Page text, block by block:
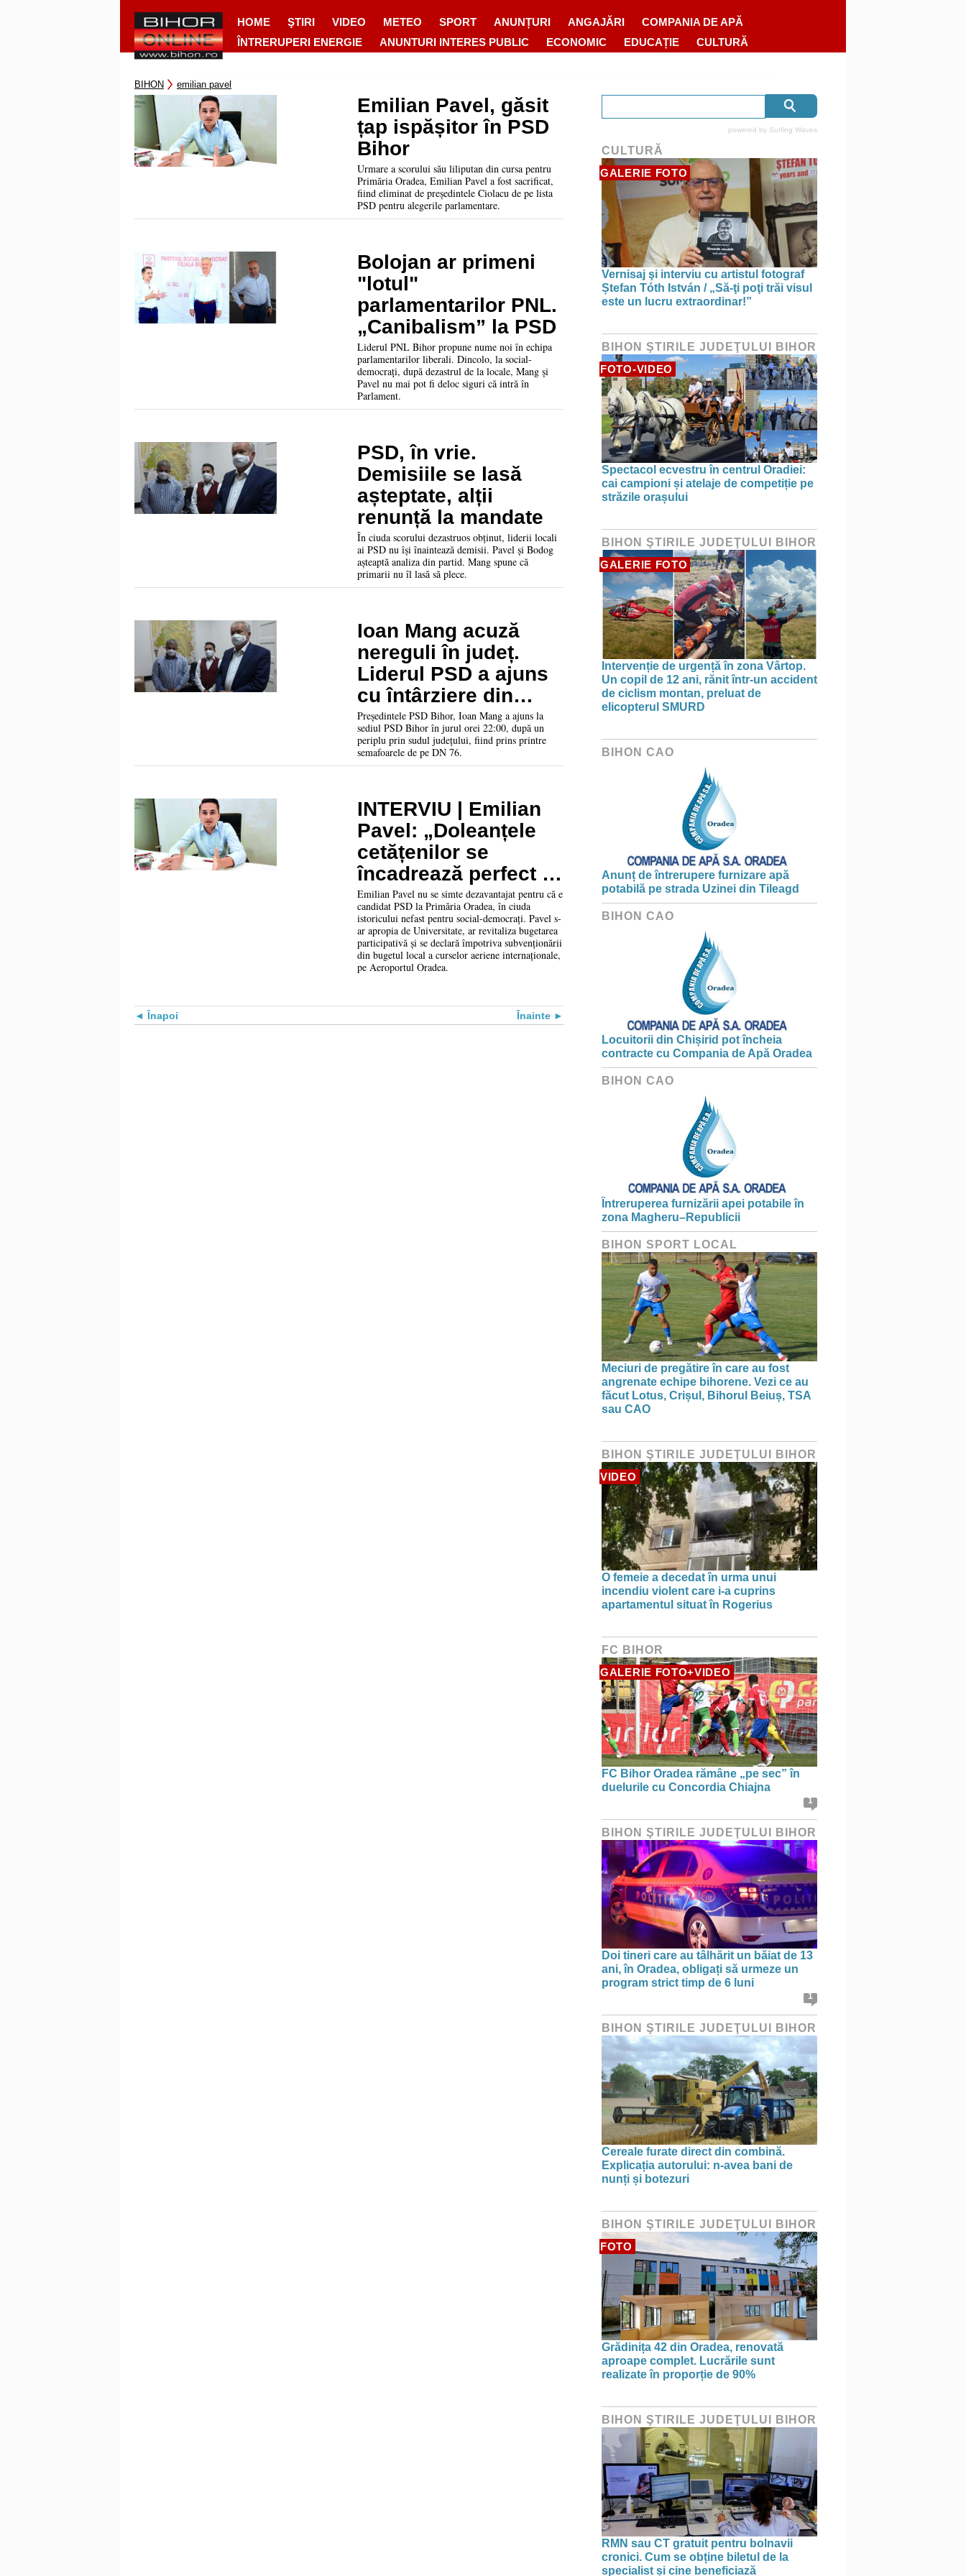
HOME ŞTIRI VIDEO METEO SPORT ANUNȚURI ANGAJĂRI
COMPANIA DE APĂ
ÎNTRERUPERI ENERGIE
ANUNTURI INTERES PUBLIC ECONOMIC EDUCAȚIE CULTURĂ
BIHON emilian pavel
Emilian Pavel, găsit
țap ispășitor în PSD
Bihor
Urmare a scorului său liliputan din cursa pentru
Primăria Oradea, Emilian Pavel a fost sacrificat,
fiind eliminat de președintele Ciolacu de pe lista
PSD pentru alegerile parlamentare.
Bolojan ar primeni
"lotul"
parlamentarilor PNL.
„Canibalism” la PSD
Liderul PNL Bihor propune nume noi în echipa
parlamentarilor liberali. Dincolo, la social-
democrați, după dezastrul de la locale, Mang și
Pavel nu mai pot fi deloc siguri că intră în
Parlament.
PSD, în vrie.
Demisiile se lasă
așteptate, alții
renunță la mandate
În ciuda scorului dezastruos obținut, liderii locali
ai PSD nu își înaintează demisii. Pavel și Bodog
așteaptă analiza din partid. Mang spune că
primarii nu îl lasă să plece.
Ioan Mang acuză
nereguli în județ.
Liderul PSD a ajuns
cu întârziere din
cauza semafoarelor
de pe DN76
Președintele PSD Bihor, Ioan Mang a ajuns la
sediul PSD Bihor în jurul orei 22:00, după un
periplu prin sudul județului, fiind prins printre
semafoarele de pe DN 76.
INTERVIU | Emilian
Pavel: „Doleanțele
cetățenilor se
încadrează perfect în
prioritățile unui
social-democrat”
Emilian Pavel nu se simte dezavantajat pentru că e
candidat PSD la Primăria Oradea, în ciuda
istoricului nefast pentru social-democrați. Pavel s-
ar apropia de Universitate, ar revitaliza bugetarea
participativă și se declară împotriva subvenționării
din bugetul local a curselor aeriene internaționale,
pe Aeroportul Oradea.
Înapoi Înainte
powered by Surfing Waves
CULTURĂ
GALERIE FOTO
Vernisaj şi interviu cu artistul fotograf
Ștefan Tóth István / „Să-ţi poţi trăi visul
este un lucru extraordinar!”
BIHON ŞTIRILE JUDEŢULUI BIHOR
FOTO-VIDEO
Spectacol ecvestru în centrul Oradiei:
cai campioni și atelaje de competiție pe
străzile orașului
BIHON ŞTIRILE JUDEŢULUI BIHOR
GALERIE FOTO
Intervenție de urgență în zona Vârtop.
Un copil de 12 ani, rănit într-un accident
de ciclism montan, preluat de
elicopterul SMURD
BIHON CAO
Anunț de întrerupere furnizare apă
potabilă pe strada Uzinei din Tileagd
BIHON CAO
Locuitorii din Chișirid pot încheia
contracte cu Compania de Apă Oradea
BIHON CAO
Întreruperea furnizării apei potabile în
zona Magheru–Republicii
BIHON SPORT LOCAL
Meciuri de pregătire în care au fost
angrenate echipe bihorene. Vezi ce au
făcut Lotus, Crișul, Bihorul Beiuș, TSA
sau CAO
BIHON ŞTIRILE JUDEŢULUI BIHOR
VIDEO
O femeie a decedat în urma unui
incendiu violent care i-a cuprins
apartamentul situat în Rogerius
FC BIHOR
GALERIE FOTO+VIDEO
FC Bihor Oradea rămâne „pe sec” în
duelurile cu Concordia Chiajna
1
BIHON ŞTIRILE JUDEŢULUI BIHOR
Doi tineri care au tâlhărit un băiat de 13
ani, în Oradea, obligați să urmeze un
program strict timp de 6 luni
1
BIHON ŞTIRILE JUDEŢULUI BIHOR
Cereale furate direct din combină.
Explicația autorului: n-avea bani de
nunți și botezuri
BIHON ŞTIRILE JUDEŢULUI BIHOR
FOTO
Grădinița 42 din Oradea, renovată
aproape complet. Lucrările sunt
realizate în proporție de 90%
BIHON ŞTIRILE JUDEŢULUI BIHOR
RMN sau CT gratuit pentru bolnavii
cronici. Cum se obține biletul de la
specialist și cine beneficiază